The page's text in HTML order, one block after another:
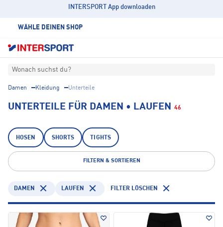
INTERSPORT App downloaden
WÄHLE DEINEN SHOP
Wonach suchst du?
Damen Kleidung Unterteile
UNTERTEILE FÜR DAMEN • LAUFEN 46
HOSEN SHORTS TIGHTS
FILTERN & SORTIEREN
DAMEN LAUFEN FILTER LÖSCHEN